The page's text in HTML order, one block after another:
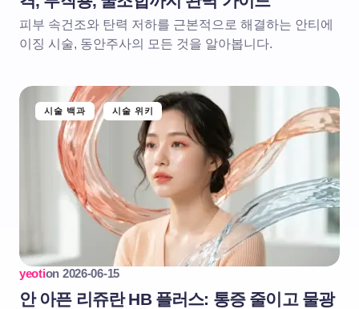
피부 속건조와 탄력 저하를 근본적으로 해결하는 안티에
이징 시술, 동안주사의 모든 것을 알아봅니다.
시술 백과 시술 위키
yeotion 2026-06-15
안 아픈 리쥬란 HB 플러스: 통증 줄이고 물광